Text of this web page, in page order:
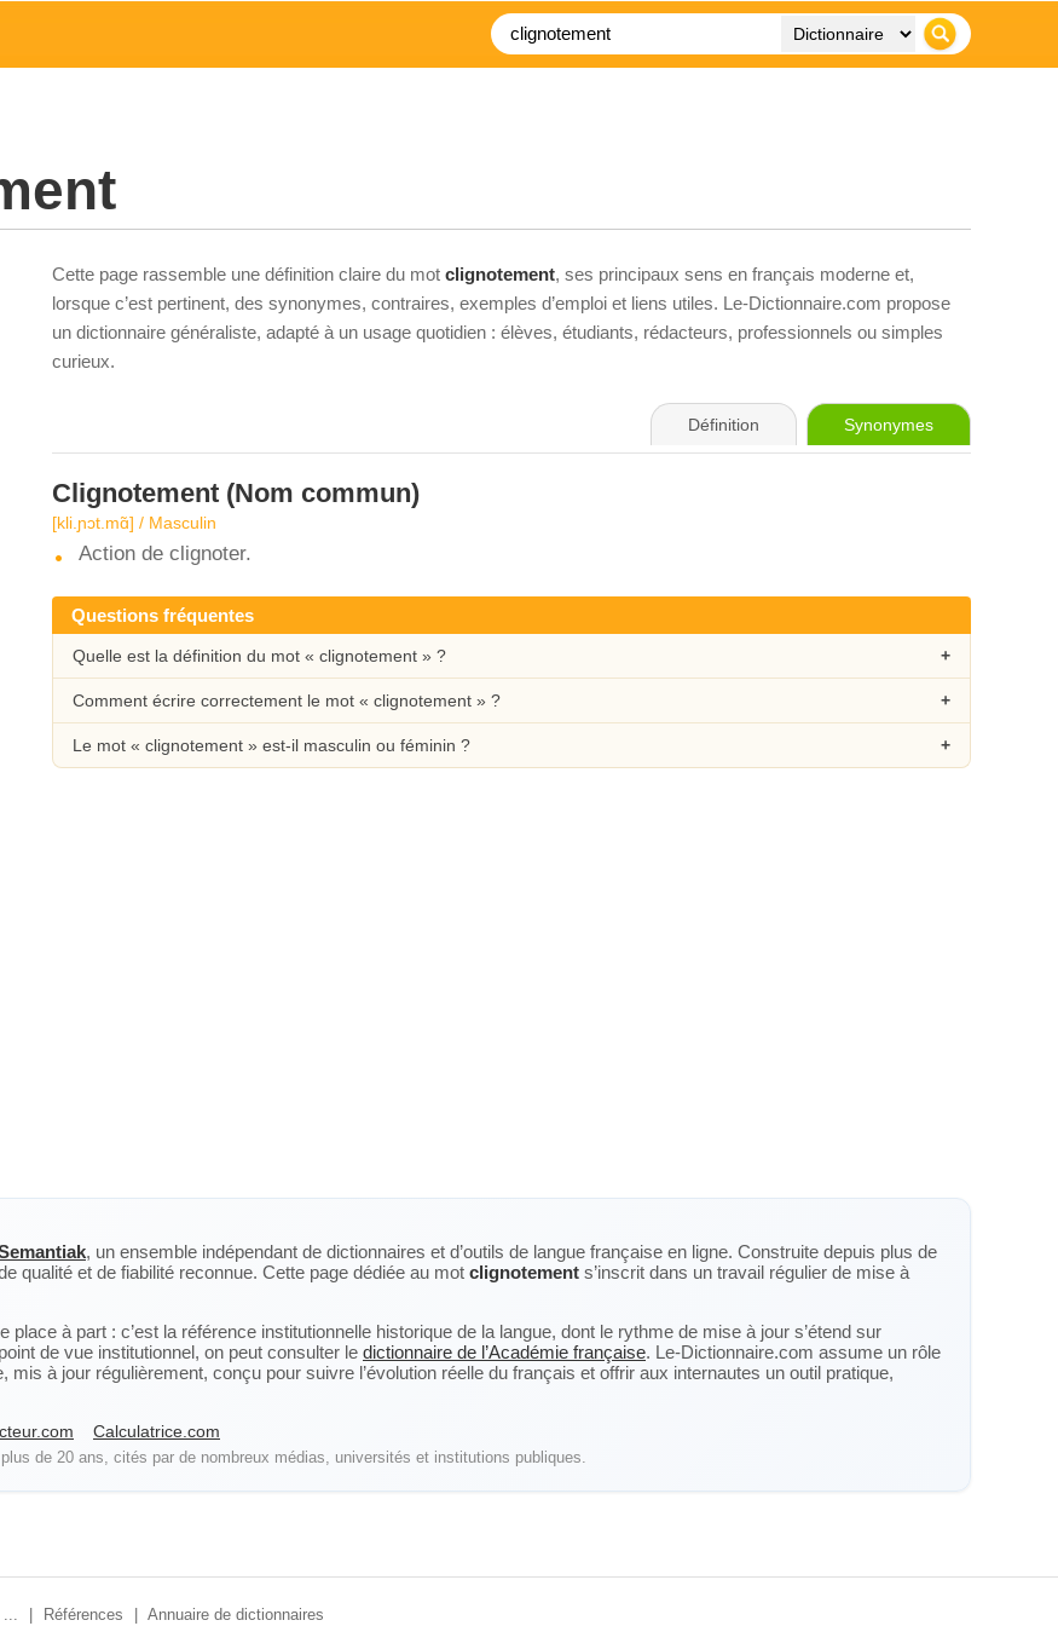
Cette page rassemble une définition claire du mot clignotement, ses principaux sens en français moderne et,
lorsque c’est pertinent, des synonymes, contraires, exemples d’emploi et liens utiles. Le-Dictionnaire.com propose
un dictionnaire généraliste, adapté à un usage quotidien : élèves, étudiants, rédacteurs, professionnels ou simples
curieux.
Définition Synonymes
Clignotement (Nom commun)
[kli.ɲɔt.mɑ̃] / Masculin
Action de clignoter.
Questions fréquentes
Quelle est la définition du mot « clignotement » ?
Comment écrire correctement le mot « clignotement » ?
Le mot « clignotement » est-il masculin ou féminin ?
, un ensemble indépendant de dictionnaires et d’outils de langue française en ligne. Construite depuis plus de
qualité et de fiabilité reconnue. Cette page dédiée au mot clignotement s’inscrit dans un travail régulier de mise à
place à part : c’est la référence institutionnelle historique de la langue, dont le rythme de mise à jour s’étend sur
de vue institutionnel, on peut consulter le dictionnaire de l’Académie française. Le-Dictionnaire.com assume un rôle
à jour régulièrement, conçu pour suivre l’évolution réelle du français et offrir aux internautes un outil pratique,
Calculatrice.com
de 20 ans, cités par de nombreux médias, universités et institutions publiques.
... Références Annuaire de dictionnaires